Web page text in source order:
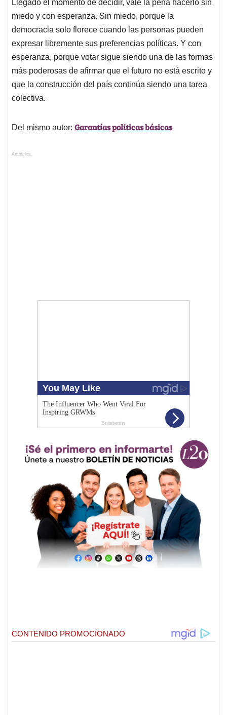
Llegado el momento de decidir, vale la pena hacerlo sin
miedo y con esperanza. Sin miedo, porque la
democracia solo florece cuando las personas pueden
expresar libremente sus preferencias políticas. Y con
esperanza, porque votar sigue siendo una de las formas
más poderosas de afirmar que el futuro no está escrito y
que la construcción del país continúa siendo una tarea
colectiva.
Del mismo autor: Garantías políticas básicas
Anuncios.